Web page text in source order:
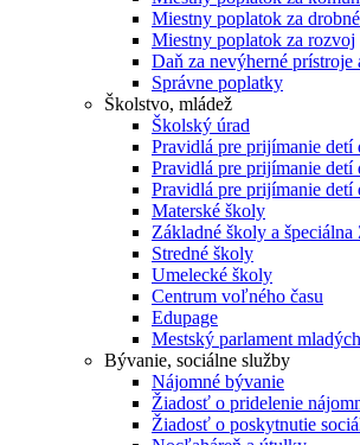
Miestny poplatok za
Miestny poplatok za rozvoj
Daň za nevýherné prístroje
Správne poplatky
Školstvo, mládež
Školský úrad
Pravidlá pre prijímanie detí
Pravidlá pre prijímanie detí
Pravidlá pre prijímanie detí
Materské školy
Základné školy a špeciálna
Stredné školy
Umelecké školy
Centrum voľného času
Edupage
Mestský parlament mladých
Bývanie, sociálne služby
Nájomné bývanie
Žiadosť o pridelenie
Žiadosť o poskytnutie